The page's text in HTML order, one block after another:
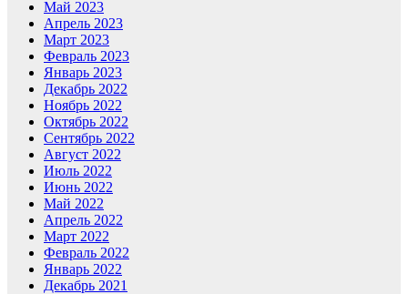
Май 2023
Апрель 2023
Март 2023
Февраль 2023
Январь 2023
Декабрь 2022
Ноябрь 2022
Октябрь 2022
Сентябрь 2022
Август 2022
Июль 2022
Июнь 2022
Май 2022
Апрель 2022
Март 2022
Февраль 2022
Январь 2022
Декабрь 2021